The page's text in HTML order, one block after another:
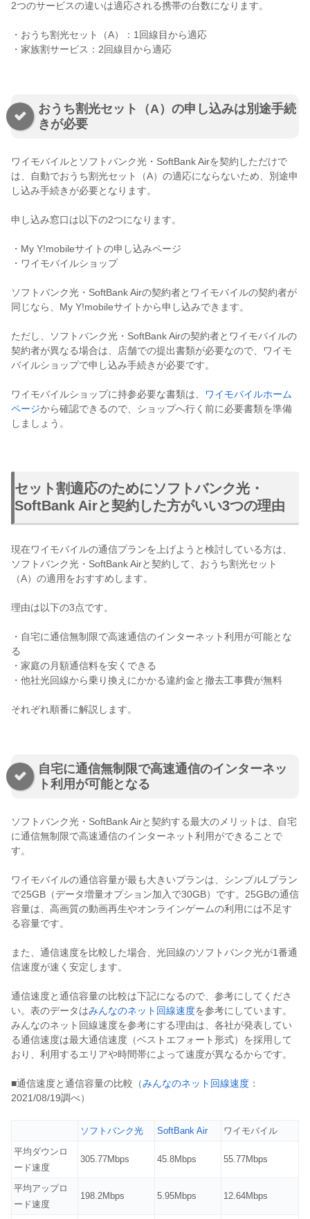
2つのサービスの違いは適応される携帯の台数になります。
・おうち割光セット（A）：1回線目から適応
・家族割サービス：2回線目から適応
おうち割光セット（A）の申し込みは別途手続
きが必要
ワイモバイルとソフトバンク光・SoftBank Airを契約しただけで
は、自動でおうち割光セット（A）の適応にならないため、別途申
し込み手続きが必要となります。
申し込み窓口は以下の2つになります。
・My Y!mobileサイトの申し込みページ
・ワイモバイルショップ
ソフトバンク光・SoftBank Airの契約者とワイモバイルの契約者が
同じなら、My Y!mobileサイトから申し込みできます。
ただし、ソフトバンク光・SoftBank Airの契約者とワイモバイルの
契約者が異なる場合は、店舗での提出書類が必要なので、ワイモ
バイルショップで申し込み手続きが必要です。
ワイモバイルショップに持参必要な書類は、 ワイモバイルホーム
ページから確認できるので、ショップへ行く前に必要書類を準備
しましょう。
セット割適応のためにソフトバンク光・
SoftBank Airと契約した方がいい3つの理由
現在ワイモバイルの通信プランを上げようと検討している方は、
ソフトバンク光・SoftBank Airと契約して、おうち割光セット
（A）の適用をおすすめします。
理由は以下の3点です。
・自宅に通信無制限で高速通信のインターネット利用が可能とな
る
・家庭の月額通信料を安くできる
・他社光回線から乗り換えにかかる違約金と撤去工事費が無料
それぞれ順番に解説します。
自宅に通信無制限で高速通信のインターネッ
ト利用が可能となる
ソフトバンク光・SoftBank Airと契約する最大のメリットは、自宅
に通信無制限で高速通信のインターネット利用ができることで
す。
ワイモバイルの通信容量が最も大きいプランは、シンプルLプラン
で25GB（データ増量オプション加入で30GB）です。25GBの通信
容量は、高画質の動画再生やオンラインゲームの利用には不足す
る容量です。
また、通信速度を比較した場合、光回線のソフトバンク光が1番通
信速度が速く安定します。
通信速度と通信容量の比較は下記になるので、参考にしてくださ
い。表のデータはみんなのネット回線速度を参考にしています。
みんなのネット回線速度を参考にする理由は、各社が発表してい
る通信速度は最大通信速度（ベストエフォート形式）を採用して
おり、利用するエリアや時間帯によって速度が異なるからです。
■通信速度と通信容量の比較（みんなのネット回線速度 ：
2021/08/19調べ）
ソフトバンク光 SoftBank Air
ワイモバイル
平均ダウンロ
ード速度
305.77Mbps 45.8Mbps 55.77Mbps
平均アップロ
ード速度
198.2Mbps 5.95Mbps 12.64Mbps